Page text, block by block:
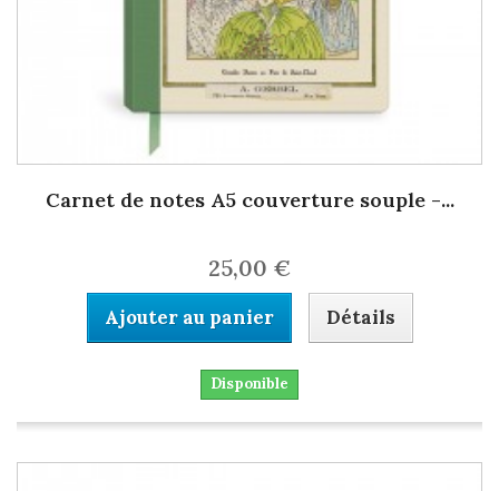
Carnet de notes A5 couverture souple -...
25,00 €
Ajouter au panier Détails
Disponible